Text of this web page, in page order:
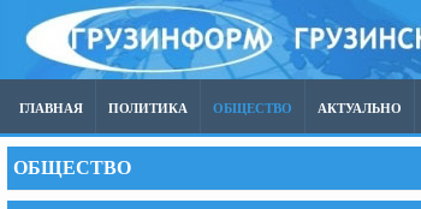
ГЛАВНАЯ ПОЛИТИКА ОБЩЕСТВО АКТУАЛЬНО
ОБЩЕСТВО